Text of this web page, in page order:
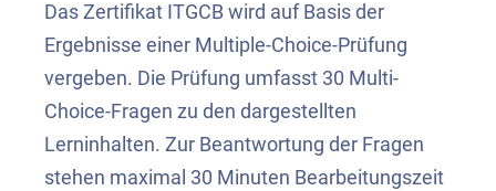
Das Zertifikat ITGCB wird auf Basis der
Ergebnisse einer Multiple-Choice-Prüfung
vergeben. Die Prüfung umfasst 30 Multi-
Choice-Fragen zu den dargestellten
Lerninhalten. Zur Beantwortung der Fragen
stehen maximal 30 Minuten Bearbeitungszeit